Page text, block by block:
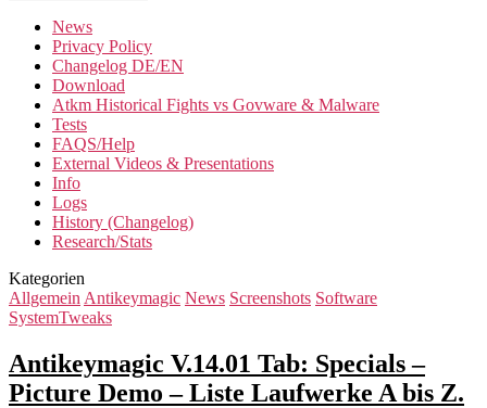
News
Privacy Policy
Changelog DE/EN
Download
Atkm Historical Fights vs Govware & Malware
Tests
FAQS/Help
External Videos & Presentations
Info
Logs
History (Changelog)
Research/Stats
Kategorien
Allgemein Antikeymagic News Screenshots Software
SystemTweaks
Antikeymagic V.14.01 Tab: Specials –
Picture Demo – Liste Laufwerke A bis Z.